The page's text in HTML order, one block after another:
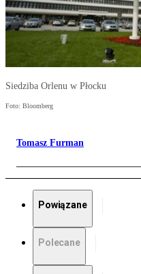
Siedziba Orlenu w Płocku
Foto: Bloomberg
Tomasz Furman
Powiązane
Polecane